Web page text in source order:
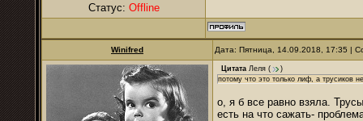
Статус: Offline
Winifred Дата: Пятница, 14.09.2018, 17:35 |
Цитата Леля (
)
потому что это только лиф, а трусиков
о, я б все равно взяла.
есть на что сажать-